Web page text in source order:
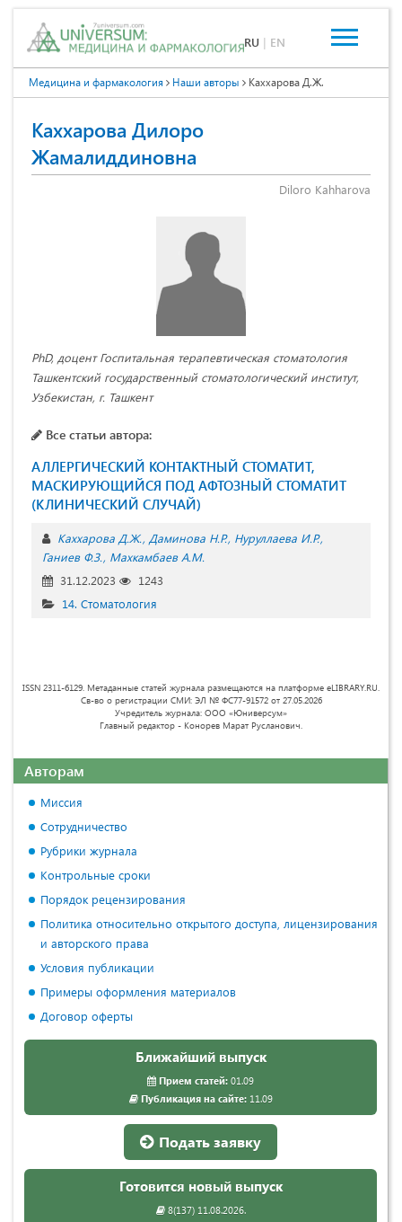
RU | EN
Медицина и фармакология Наши авторы Каххарова Д.Ж.
Каххарова Дилоро
Жамалиддиновна
Diloro Kahharova
PhD, доцент Госпитальная терапевтическая стоматология
Ташкентский государственный стоматологический институт,
Узбекистан, г. Ташкент
Все статьи автора:
АЛЛЕРГИЧЕСКИЙ КОНТАКТНЫЙ СТОМАТИТ,
МАСКИРУЮЩИЙСЯ ПОД АФТОЗНЫЙ СТОМАТИТ
(КЛИНИЧЕСКИЙ СЛУЧАЙ)
Каххарова Д.Ж. Даминова Н.Р. Нуруллаева И.Р.
Ганиев Ф.З. Махкамбаев А.М.
31.12.2023
1243
14. Стоматология
ISSN 2311-6129. Метаданные статей журнала размещаются на платформе eLIBRARY.RU.
Св-во о регистрации СМИ: ЭЛ № ФС77-91572 от 27.05.2026
Учредитель журнала: ООО «Юниверсум»
Главный редактор - Конорев Марат Русланович.
Авторам
Миссия
Сотрудничество
Рубрики журнала
Контрольные сроки
Порядок рецензирования
Политика относительно открытого доступа, лицензирования
и авторского права
Условия публикации
Примеры оформления материалов
Договор оферты
Ближайший выпуск
Прием статей: 01.09
Публикация на сайте:11.09
Подать заявку
Готовится новый выпуск
8(137) 11.08.2026.